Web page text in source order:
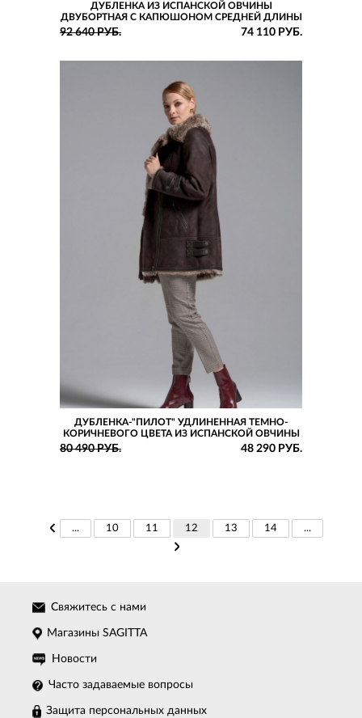
ДУБЛЕНКА ИЗ ИСПАНСКОЙ ОВЧИНЫ
ДВУБОРТНАЯ С КАПЮШОНОМ СРЕДНЕЙ ДЛИНЫ
92 640 РУБ. 74 110 РУБ.
ДУБЛЕНКА-"ПИЛОТ" УДЛИНЕННАЯ ТЕМНО-
КОРИЧНЕВОГО ЦВЕТА ИЗ ИСПАНСКОЙ ОВЧИНЫ
80 490 РУБ. 48 290 РУБ.
... 10 11 12 13 14 ...
Свяжитесь с нами
Магазины SAGITTA
Новости
Часто задаваемые вопросы
Защита персональных данных